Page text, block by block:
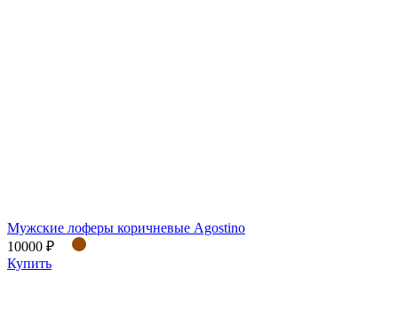
Мужские лоферы коричневые Agostino
10000 ₽
Купить